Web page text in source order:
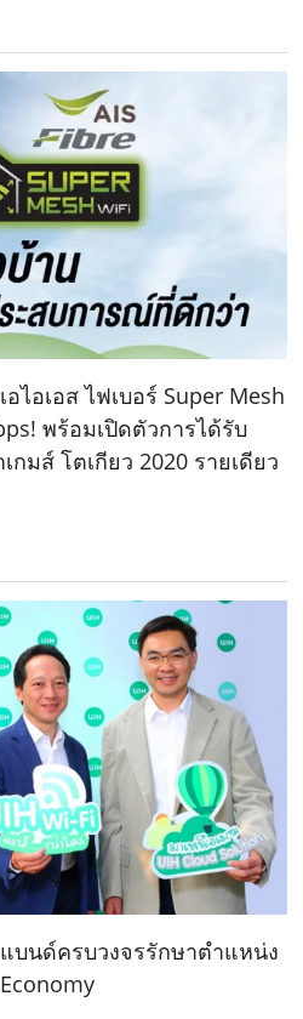
ไอเอส ไฟเบอร์ Super Mesh
พร้อมเปิดตัวการได้รับ
มส์ โตเกียว 2020 รายเดียว
บนด์ครบวงจรรักษาตำแหน่ง